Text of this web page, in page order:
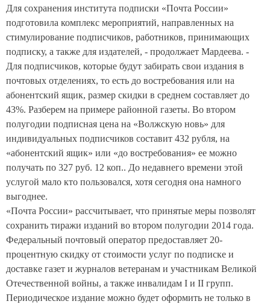
Для сохранения института подписки «Почта России»
подготовила комплекс мероприятий, направленных на
стимулирование подписчиков, работников, принимающих
подписку, а также для издателей, - продолжает Мардеева. -
Для подписчиков, которые будут забирать свои издания в
почтовых отделениях, то есть до востребования или на
абонентский ящик, размер скидки в среднем составляет до
43%. Разберем на примере районной газеты. Во втором
полугодии подписная цена на «Волжскую новь» для
индивидуальных подписчиков составит 432 рубля, на
«абонентский ящик» или «до востребования» ее можно
получать по 327 руб. 12 коп.. До недавнего времени этой
услугой мало кто пользовался, хотя сегодня она намного
выгоднее.
«Почта России» рассчитывает, что принятые меры позволят
сохранить тиражи изданий во втором полугодии 2014 года.
Федеральный почтовый оператор предоставляет 20-
процентную скидку от стоимости услуг по подписке и
доставке газет и журналов ветеранам и участникам Великой
Отечественной войны, а также инвалидам I и II групп.
Периодическое издание можно будет оформить не только в